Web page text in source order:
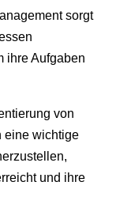
sorgt
ihre Aufgaben
von
eine wichtige
und ihre